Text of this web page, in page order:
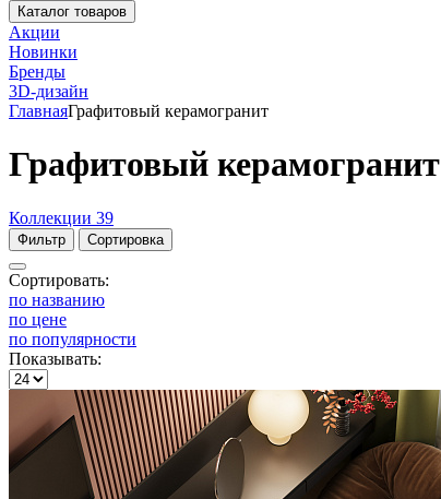
Каталог товаров
Акции
Новинки
Бренды
3D-дизайн
ГлавнаяГрафитовый керамогранит
Графитовый керамогранит
Коллекции 39
Фильтр Сортировка
Сортировать:
по названию
по цене
по популярности
Показывать: